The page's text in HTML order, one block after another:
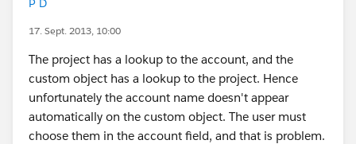
P D
17. Sept. 2013, 10:00
The project has a lookup to the account, and the
custom object has a lookup to the project. Hence
unfortunately the account name doesn't appear
automatically on the custom object. The user must
choose them in the account field, and that is problem.